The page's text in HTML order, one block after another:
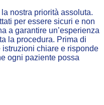
nostra priorità assoluta.
per essere sicuri e non
a garantire un’esperienza
la procedura. Prima di
chiare e risponde
ogni paziente possa